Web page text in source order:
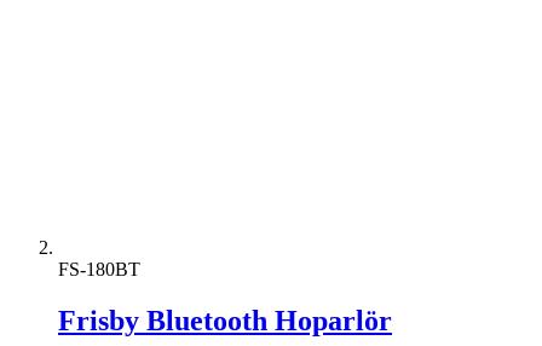
FS-180BT
Frisby Bluetooth Hoparlör